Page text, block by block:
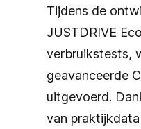
Tijdens de
JUSTDRIVE
verbruikstests,
geavanceerde
uitgevoerd.
van